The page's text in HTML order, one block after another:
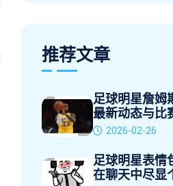
推荐文章
足球明星詹姆
最新动态与比
2026-02-26
足球明星表情
在聊天中尽显